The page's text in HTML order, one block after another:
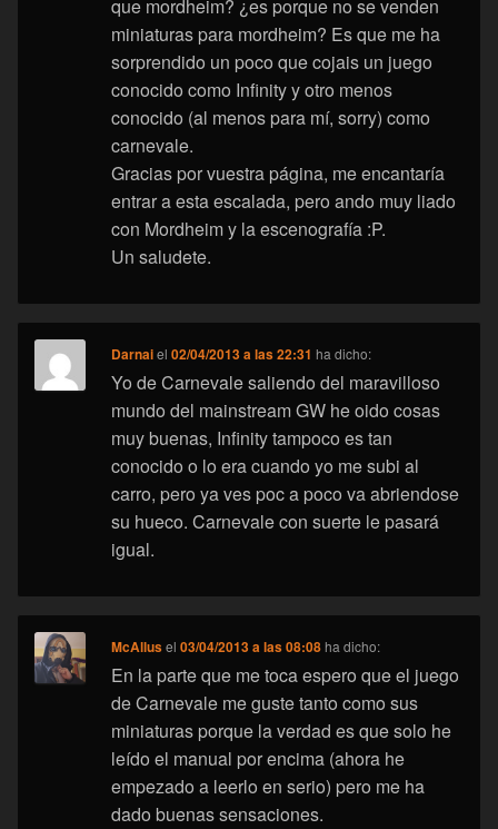
que mordheim? ¿es porque no se venden
miniaturas para mordheim? Es que me ha
sorprendido un poco que cojais un juego
conocido como Infinity y otro menos
conocido (al menos para mí, sorry) como
carnevale.
Gracias por vuestra página, me encantaría
entrar a esta escalada, pero ando muy liado
con Mordheim y la escenografía :P.
Un saludete.
Darnaiel02/04/2013 a las 22:31 ha dicho:
Yo de Carnevale saliendo del maravilloso
mundo del mainstream GW he oido cosas
muy buenas, Infinity tampoco es tan
conocido o lo era cuando yo me subi al
carro, pero ya ves poc a poco va abriendose
su hueco. Carnevale con suerte le pasará
igual.
McAllusel03/04/2013 a las 08:08 ha dicho:
En la parte que me toca espero que el juego
de Carnevale me guste tanto como sus
miniaturas porque la verdad es que solo he
leído el manual por encima (ahora he
empezado a leerlo en serio) pero me ha
dado buenas sensaciones.